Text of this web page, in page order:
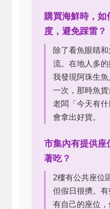
購買海鮮時，如
度，避免踩雷？
除了看魚眼睛
流。在地人多的
我發現阿珠生
一次，那時魚
老闆「今天有
會拿出好貨。
市集內有提供座
著吃？
2樓有公共座位
但假日很擠。
有自己的座位，